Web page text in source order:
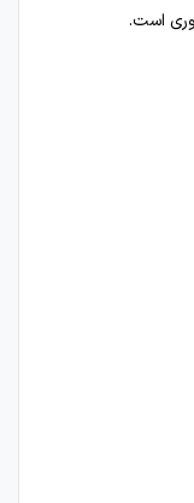
است.